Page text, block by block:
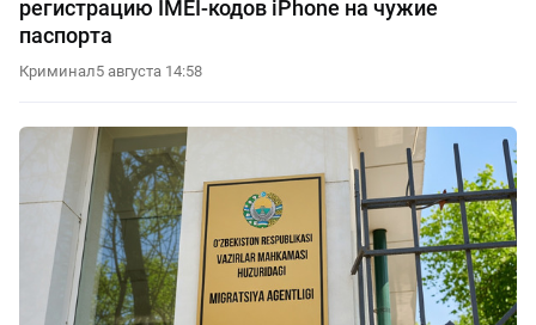
регистрацию IMEI-кодов iPhone на чужие
паспорта
Криминал5 августа 14:58